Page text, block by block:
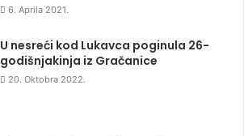
6. Aprila 2021.
U nesreći kod Lukavca poginula 26-
godišnjakinja iz Gračanice
20. Oktobra 2022.